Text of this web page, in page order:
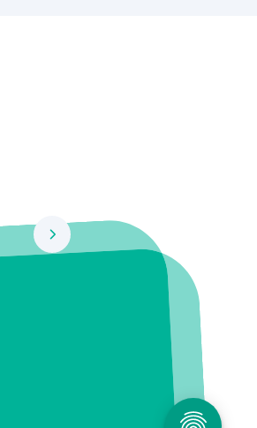
Dissolvi Macchie Natura e